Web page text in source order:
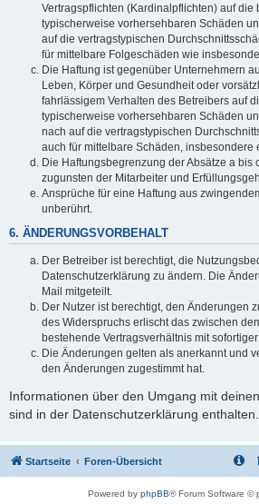
Vertragspflichten (Kardinalpflichten) auf die
typischerweise vorhersehbaren Schäden
auf die vertragstypischen
für mittelbare Folgeschäden wie
Die Haftung ist gegenüber Unternehmern
Leben, Körper und Gesundheit oder
fahrlässigem Verhalten des Betreibers auf
typischerweise vorhersehbaren Schäden
nach auf die vertragstypischen
auch für mittelbare Schäden, insbesondere
Die Haftungsbegrenzung der Absätze a bis
zugunsten der Mitarbeiter und
Ansprüche für eine Haftung aus
unberührt.
6. ÄNDERUNGSVORBEHALT
Der Betreiber ist berechtigt, die
Datenschutzerklärung zu ändern. Die
Mail mitgeteilt.
Der Nutzer ist berechtigt, den Änderungen
des Widerspruchs erlischt das zwischen
bestehende Vertragsverhältnis mit
Die Änderungen gelten als anerkannt und
den Änderungen zugestimmt hat.
Informationen über den Umgang mit
sind in der Datenschutzerklärung enthalten.
Startseite Foren-Übersicht
Powered by phpBB® Forum Software ©